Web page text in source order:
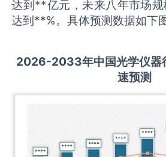
达到**亿元，未来八年市场
达到**%。具体预测数据如下
2026-2033年中国光学仪器
速预测